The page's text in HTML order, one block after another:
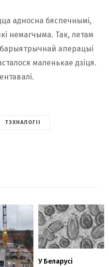
адносна бяспечнымі,
немагчыма. Так, летам
аперацыі
маленькае дзіця.
ТЭХНАЛОГІІ
У Беларусі